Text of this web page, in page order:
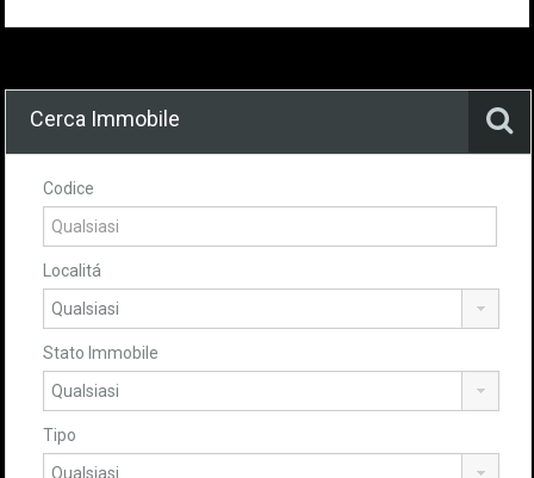
Cerca Immobile
Codice
Localitá
Stato Immobile
Tipo